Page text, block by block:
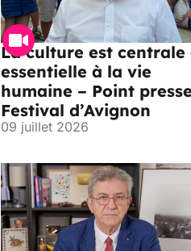
La culture est centrale
essentielle à la vie
humaine – Point
Festival d’Avignon
09 juillet 2026